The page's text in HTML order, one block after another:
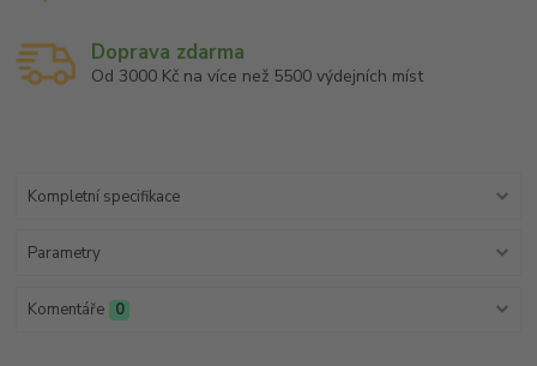
Doprava zdarma
Od 3000 Kč na více než 5500 výdejních míst
Kompletní specifikace
Parametry
Komentáře 0